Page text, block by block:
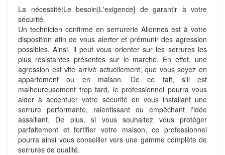
La nécessité|Le besoin|L'exigence] de garantir à votre
sécurité.
Un technicien confirmé en serrurerie Allonnes est à votre
disposition afin de vous alerter et prémunir des agression
possibles. Ainsi, il peut vous orienter sur les serrures les
plus résistantes présentes sur le marché. En effet, une
agression est vite arrivé actuellement, que vous soyez en
appartement ou en maison. De ce fait, s'il est
malheureusement trop tard, le professionnel pourra vous
aider à accentuer votre sécurité en vous installant une
serrure performante, ralentissant ou empêchant l'idée
assaillant. De plus, si vous souhaitez vous protéger
parfaitement et fortifier votre maison, ce professionnel
pourra ainsi vous conseiller vers une gamme complète de
serrures de qualité.